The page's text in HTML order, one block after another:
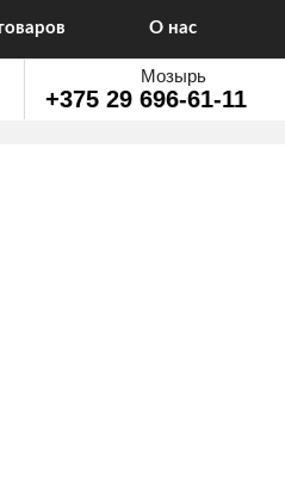
О нас
Мозырь
+375 29 696-61-11